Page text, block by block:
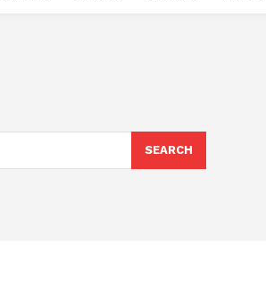
SEARCH